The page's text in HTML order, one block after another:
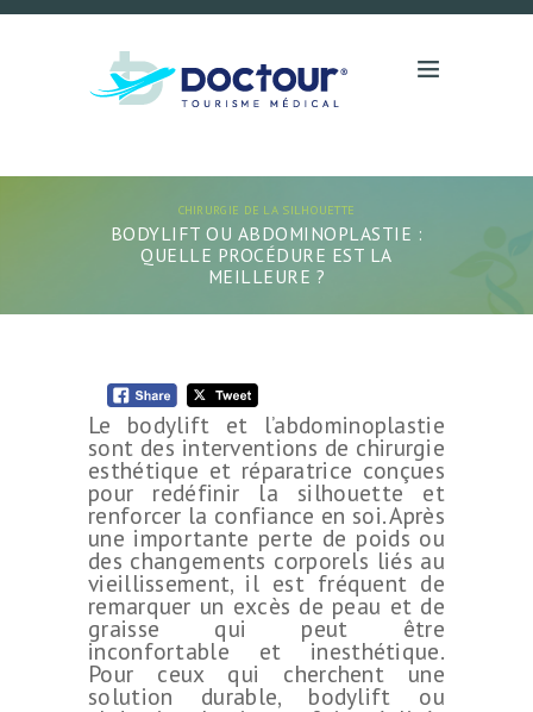
CHIRURGIE DE LA SILHOUETTE
BODYLIFT OU ABDOMINOPLASTIE :
QUELLE PROCÉDURE EST LA
MEILLEURE ?
Le bodylift et l’abdominoplastie
sont des interventions de chirurgie
esthétique et réparatrice conçues
pour redéfinir la silhouette et
renforcer la confiance en soi. Après
une importante perte de poids ou
des changements corporels liés au
vieillissement, il est fréquent de
remarquer un excès de peau et de
graisse qui peut être
inconfortable et inesthétique.
Pour ceux qui cherchent une
solution durable, bodylift ou